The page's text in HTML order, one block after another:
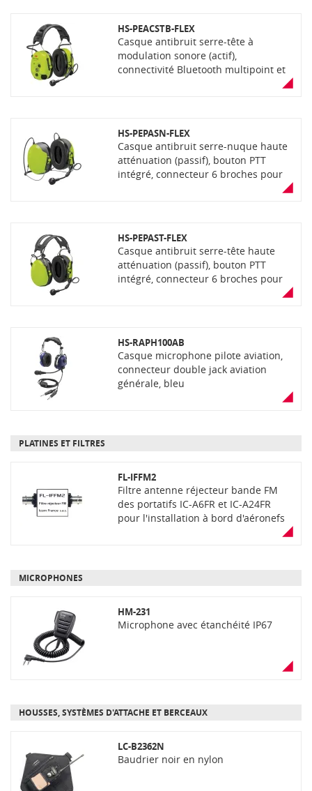
jaune
HS-PEACSTB-FLEX
Casque antibruit serre-tête à
modulation sonore (actif),
connectivité Bluetooth multipoint et
jaune
HS-PEPASN-FLEX
Casque antibruit serre-nuque haute
atténuation (passif), bouton PTT
intégré, connecteur 6 broches pour
HS-PEPAST-FLEX
Casque antibruit serre-tête haute
atténuation (passif), bouton PTT
intégré, connecteur 6 broches pour
HS-RAPH100AB
Casque microphone pilote aviation,
connecteur double jack aviation
générale, bleu
PLATINES ET FILTRES
FL-IFFM2
Filtre antenne réjecteur bande FM
des portatifs IC-A6FR et IC-A24FR
pour l'installation à bord d'aéronefs
MICROPHONES
HM-231
Microphone avec étanchéité IP67
HOUSSES, SYSTÈMES D'ATTACHE ET BERCEAUX
LC-B2362N
Baudrier noir en nylon